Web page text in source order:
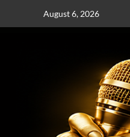
August 6, 2026